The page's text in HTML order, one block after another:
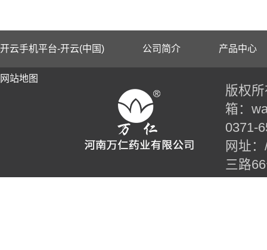
开云手机平台-开云(中国) 公司简介 产品中心
网站地图
版权
箱：
0371-
网址
三路